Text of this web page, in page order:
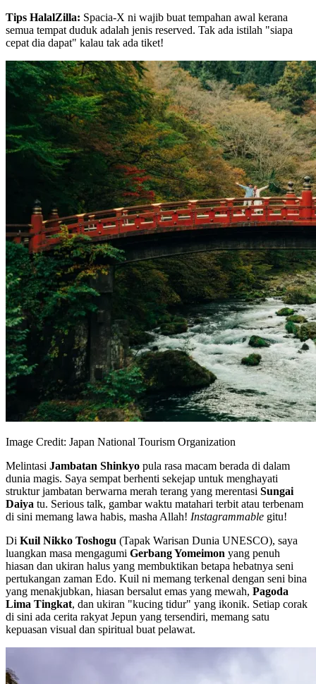
Tips HalalZilla: Spacia-X ni wajib buat tempahan awal kerana
semua tempat duduk adalah jenis reserved. Tak ada istilah "siapa
cepat dia dapat" kalau tak ada tiket!
Image Credit: Japan National Tourism Organization
Melintasi Jambatan Shinkyo pula rasa macam berada di dalam
dunia magis. Saya sempat berhenti sekejap untuk menghayati
struktur jambatan berwarna merah terang yang merentasi Sungai
Daiya tu. Serious talk, gambar waktu matahari terbit atau terbenam
di sini memang lawa habis, masha Allah! Instagrammable gitu!
Di Kuil Nikko Toshogu (Tapak Warisan Dunia UNESCO), saya
luangkan masa mengagumi Gerbang Yomeimon yang penuh
hiasan dan ukiran halus yang membuktikan betapa hebatnya seni
pertukangan zaman Edo. Kuil ni memang terkenal dengan seni bina
yang menakjubkan, hiasan bersalut emas yang mewah, Pagoda
Lima Tingkat, dan ukiran "kucing tidur" yang ikonik. Setiap corak
di sini ada cerita rakyat Jepun yang tersendiri, memang satu
kepuasan visual dan spiritual buat pelawat.